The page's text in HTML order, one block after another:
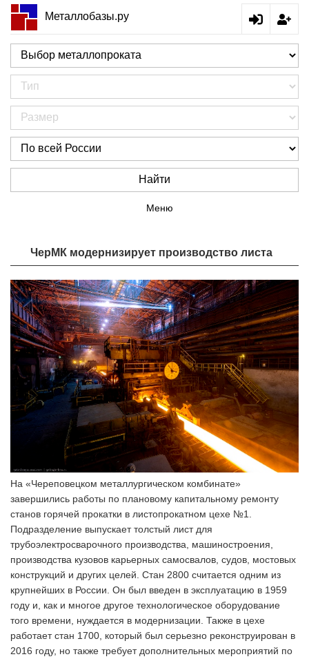
Металлобазы.ру
Найти
Меню
ЧерМК модернизирует производство листа
На «Череповецком металлургическом комбинате»
завершились работы по плановому капитальному ремонту
станов горячей прокатки в листопрокатном цехе №1.
Подразделение выпускает толстый лист для
трубоэлектросварочного производства, машиностроения,
производства кузовов карьерных самосвалов, судов, мостовых
конструкций и других целей. Стан 2800 считается одним из
крупнейших в России. Он был введен в эксплуатацию в 1959
году и, как и многое другое технологическое оборудование
того времени, нуждается в модернизации. Также в цехе
работает стан 1700, который был серьезно реконструирован в
2016 году, но также требует дополнительных мероприятий по